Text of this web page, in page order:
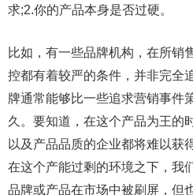
求;2.你的产品本身是否过硬。
比如，有一些品牌机构，在所销
控都有着较严的条件，并非完全
牌通常能够比一些追求营销事件
久。要知道，在这个产品为王的
以及产品品质的企业都将难以获
在这个产能过剩的环境之下，我
品牌或产品在市场中被刷屏，但